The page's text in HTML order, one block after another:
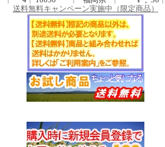
送料無料キャンペーン実施中（限定商品）